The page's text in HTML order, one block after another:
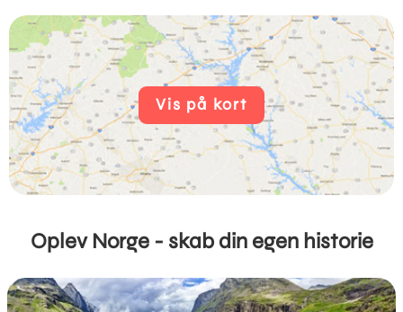
Vis på kort
Oplev Norge - skab din egen historie